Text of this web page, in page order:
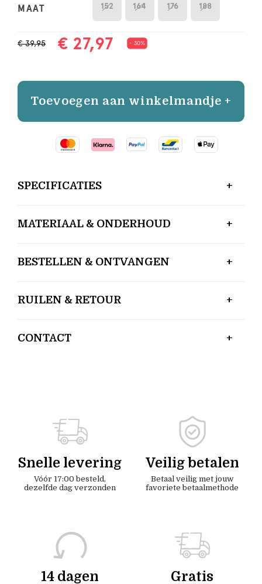
MAAT 152 164 176 188
€ 39,95 € 27,97 - 30%
Toevoegen aan winkelmandje +
SPECIFICATIES
MATERIAAL & ONDERHOUD
BESTELLEN & ONTVANGEN
RUILEN & RETOUR
CONTACT
Snelle levering
Vóór 17:00 besteld,
dezelfde dag verzonden
Veilig betalen
Betaal veilig met jouw
favoriete betaalmethode
14 dagen Gratis